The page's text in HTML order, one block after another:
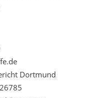
Dortmund